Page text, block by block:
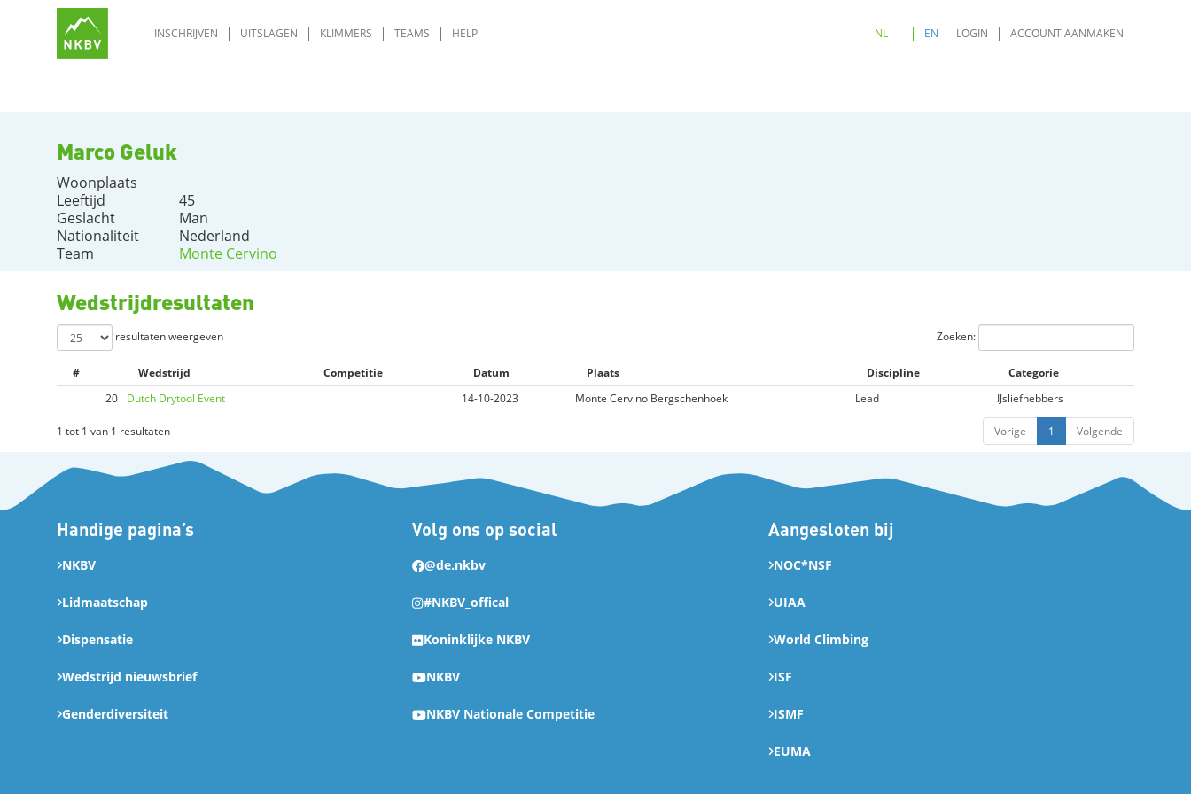
INSCHRIJVEN UITSLAGEN KLIMMERS TEAMS HELP NL EN LOGIN ACCOUNT AANMAKEN
Marco Geluk
Woonplaats
Leeftijd
45
Geslacht
Man
Nationaliteit
Nederland
Team
Monte Cervino
Wedstrijdresultaten
resultaten weergeven Zoeken:
# Wedstrijd Competitie Datum Plaats Discipline
Categorie
20
Dutch Drytool Event 14-10-2023 Monte Cervino Bergschenhoek Lead IJsliefhebbers
1 tot 1 van 1 resultaten Vorige 1 Volgende
Handige pagina’s
NKBV
Lidmaatschap
Dispensatie
Wedstrijd nieuwsbrief
Genderdiversiteit
Volg ons op social
@de.nkbv
#NKBV_offical
Koninklijke NKBV
NKBV
NKBV Nationale Competitie
Aangesloten bij
NOC*NSF
UIAA
World Climbing
ISF
ISMF
EUMA